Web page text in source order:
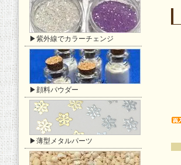
▶紫外線でカラーチェンジ
▶顔料パウダー
▶薄型メタルパーツ